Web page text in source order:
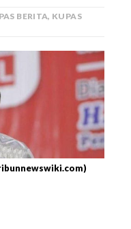
BERITA, KUPAS